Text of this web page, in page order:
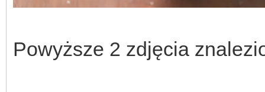
Powyższe 2 zdjęcia